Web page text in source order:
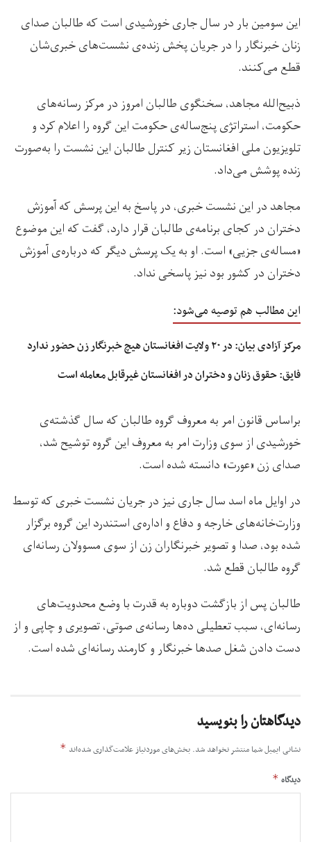
این سومین بار در سال جاری خورشیدی است که طالبان صدای
زنان خبرنگار را در جریان پخش زنده‌ی نشست‌های خبری‌شان
قطع می‌کنند.
ذبیح‌الله مجاهد، سخنگوی طالبان امروز در مرکز رسانه‌های
حکومت، استراتژی پنج‌ساله‌ی حکومت این گروه ‏را اعلام کرد و
تلویزیون ملی افغانستان زیر کنترل طالبان این نشست را به‌صورت
زنده پوشش می‌داد.
مجاهد در این نشست خبری، در پاسخ به این پرسش که ‏آموزش
دختران در کجای برنامه‌ی طالبان قرار دارد، گفت که این ‏موضوع
«مساله‌ی جزیی» است. او به یک پرسش دیگر که درباره‌ی آموزش
دختران در کشور بود نیز پاسخی نداد.
این مطالب هم توصیه می‌شود:
مرکز آزادی بیان: در ۲۰ ولایت افغانستان هیچ خبرنگار زن حضور ندارد
فایق: حقوق زنان و دختران در افغانستان غیرقابل معامله است
براساس قانون امر به معروف گروه طالبان که سال گذشته‌ی
خورشیدی از سوی وزارت امر به معروف این گروه توشیح شد،
صدای زن «عورت» دانسته شده است.
در اوایل ماه اسد سال جاری نیز در جریان نشست خبری که توسط
وزارت‌خانه‌های خارجه و دفاع و اداره‌ی استندرد این گروه برگزار
شده بود، صدا و تصویر خبرنگاران زن از سوی مسوولان رسانه‌ای
گروه طالبان قطع شد.
طالبان پس از بازگشت دوباره به قدرت با وضع محدویت‌های
رسانه‌ای، سبب تعطیلی ده‌ها رسانه‌ی صوتی، تصویری و چاپی و از
دست دادن شغل صدها خبرنگار و کارمند رسانه‌ای شده است.
دیدگاهتان را بنویسید
نشانی ایمیل شما منتشر نخواهد شد. بخش‌های موردنیاز علامت‌گذاری شده‌اند *
دیدگاه *